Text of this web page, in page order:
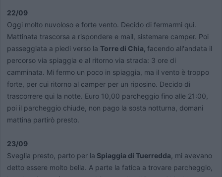
22/09
Oggi molto nuvoloso e forte vento. Decido di fermarmi qui.
Mattinata trascorsa a rispondere e mail, sistemare camper. Poi
passeggiata a piedi verso la Torre di Chia, facendo all'andata il
percorso via spiaggia e al ritorno via strada: 3 ore di
camminata. Mi fermo un poco in spiaggia, ma il vento è troppo
forte, per cui ritorno al camper per un riposino. Decido di
trascorrere qui la notte. Euro 10,00 parcheggio fino alle 21:00,
poi il parcheggio chiude, non pago la sosta notturna, domani
mattina partirò presto.
23/09
Sveglia presto, parto per la Spiaggia di Tuerredda , mi avevano
detto essere molto bella. A parte la fatica a trovare parcheggio,